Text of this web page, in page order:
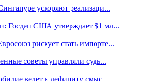
ускоряют реализаци...
Госдеп США утверждает $1 мл...
рискует стать импорте...
советы управляли судь...
ведет к дефициту смыс...